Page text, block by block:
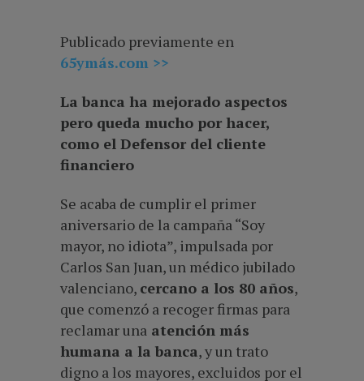
Publicado previamente en
65ymás.com >>
La banca ha mejorado aspectos
pero queda mucho por hacer,
como el Defensor del cliente
financiero
Se acaba de cumplir el primer
aniversario de la campaña “Soy
mayor, no idiota”, impulsada por
Carlos San Juan, un médico jubilado
valenciano, cercano a los 80 años,
que comenzó a recoger firmas para
reclamar una atención más
humana a la banca, y un trato
digno a los mayores, excluidos por el